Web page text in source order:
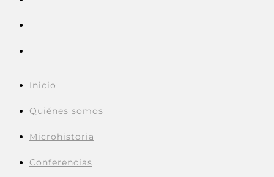
Inicio
Quiénes somos
Microhistoria
Conferencias